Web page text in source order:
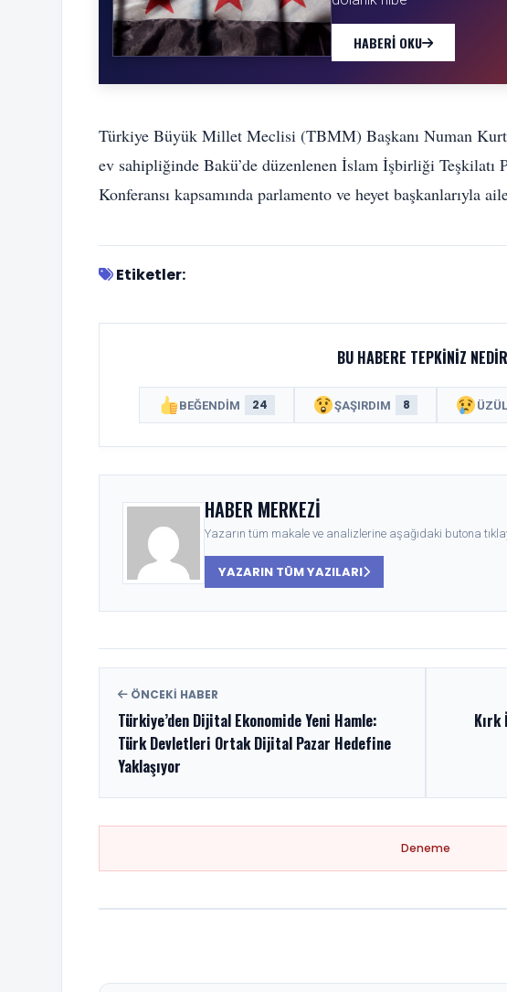
HABERI OKU
Türkiye Büyük Millet Meclisi (TBMM) Başkanı Numan
ev sahipliğinde Bakü’de düzenlenen İslam İşbirliği
Konferansı kapsamında parlamento ve heyet başkanlarıyla
Etiketler:
BU HABERE TEPKINIZ
BEĞENDIM 24 ŞAŞIRDIM 8
HABER MERKEZI
Yazarın tüm makale ve analizlerine aşağıdaki butona
YAZARIN TÜM YAZILARI
ÖNCEKI HABER
Türkiye’den Dijital Ekonomide Yeni Hamle:
Türk Devletleri Ortak Dijital Pazar Hedefine
Yaklaşıyor
Kırk
Deneme